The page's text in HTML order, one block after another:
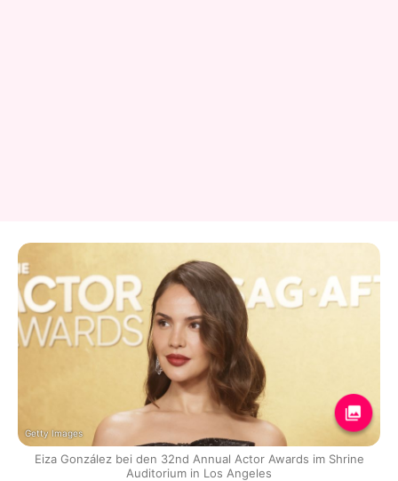
Getty Images
Eiza González bei den 32nd Annual Actor Awards im Shrine
Auditorium in Los Angeles